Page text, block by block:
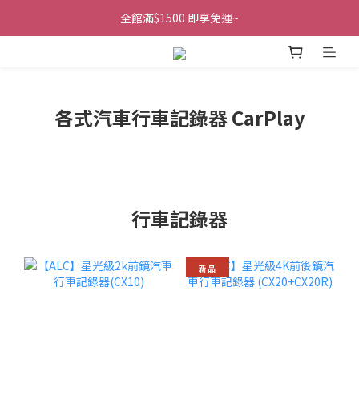
全館滿$1500 即享免運~
各式汽車行車記錄器 CarPlay
行車記錄器
新品